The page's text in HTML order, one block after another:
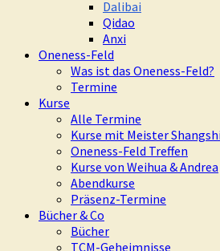
Dalibai
Qidao
Anxi
Oneness-Feld
Was ist das Oneness-Feld?
Termine
Kurse
Alle Termine
Kurse mit Meister Shangshi
Oneness-Feld Treffen
Kurse von Weihua & Andrea
Abendkurse
Präsenz-Termine
Bücher & Co
Bücher
TCM-Geheimnisse